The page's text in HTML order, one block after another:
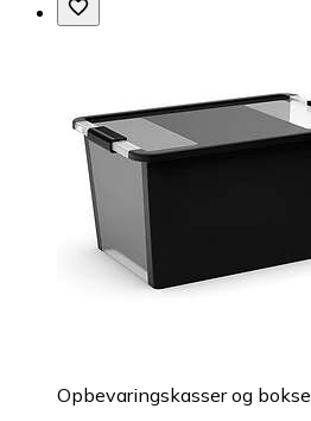
Opbevaringskasser og bokse